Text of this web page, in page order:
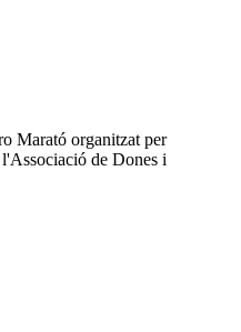
Marató organitzat per
de Dones i